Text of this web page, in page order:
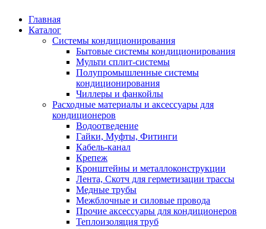
Главная
Каталог
Системы кондиционирования
Бытовые системы кондиционирования
Мульти сплит-системы
Полупромышленные системы
кондиционирования
Чиллеры и фанкойлы
Расходные материалы и аксессуары для
кондиционеров
Водоотведение
Гайки, Муфты, Фитинги
Кабель-канал
Крепеж
Кронштейны и металлоконструкции
Лента, Скотч для герметизации трассы
Медные трубы
Межблочные и силовые провода
Прочие аксессуары для кондиционеров
Теплоизоляция труб